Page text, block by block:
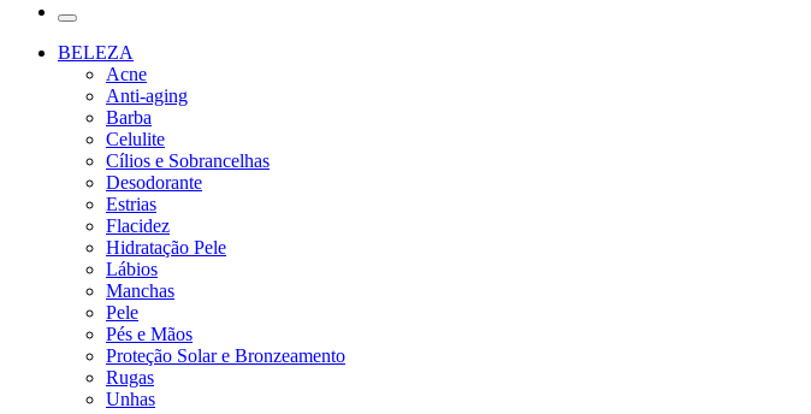
BELEZA
Acne
Anti-aging
Barba
Celulite
Cílios e Sobrancelhas
Desodorante
Estrias
Flacidez
Hidratação Pele
Lábios
Manchas
Pele
Pés e Mãos
Proteção Solar e Bronzeamento
Rugas
Unhas